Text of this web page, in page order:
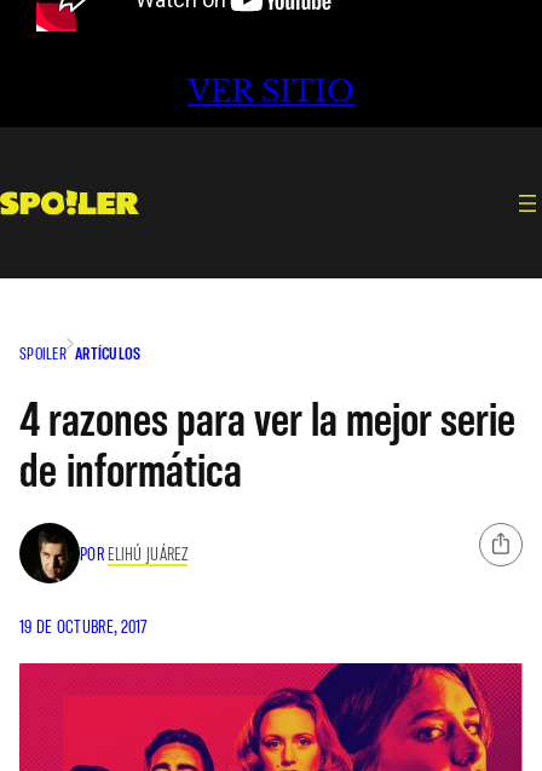
VER SITIO
SPOILER ARTÍCULOS
4 razones para ver la mejor serie
de informática
POR ELIHÚ JUÁREZ
19 DE OCTUBRE, 2017